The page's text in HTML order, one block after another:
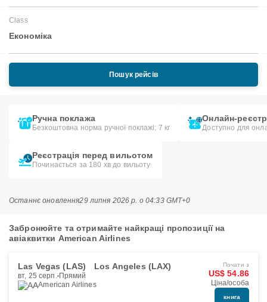
Class
Економіка
Пошук рейсів
Ручна поклажа
Безкоштовна норма ручної поклажі: 7 кг
Онлайн-
Доступно для
Реєстрація перед вильотом
Починається за 180 хв до вильоту
Останнє оновлення29 липня 2026 р. о 04:33 GMT+0
Забронюйте та отримайте найкращі пропозиції на
авіаквитки American Airlines
Las Vegas (LAS) Los Angeles (LAX)
вт, 25 серп. Прямий
American Airlines
Почати з
US$ 54.86
Ціна/особа
книга